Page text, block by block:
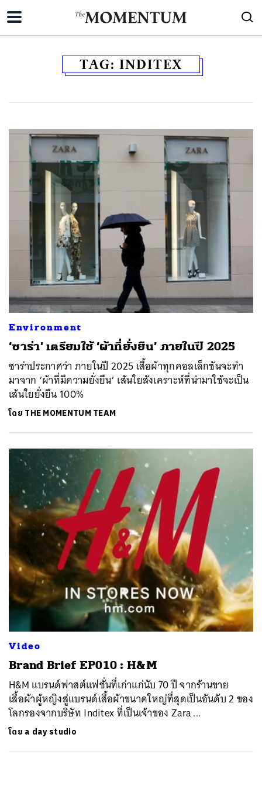
TAG: INDITEX
Environment
‘ซาร่า’ เตรียมใช้ ‘ผ้าที่ยั่งยืน’ ภายในปี 2025
ซาร่าประกาศว่า ภายในปี 2025 เสื้อผ้าทุกคอลเล็กชันจะทำ
มาจาก ‘ผ้าที่มีความยั่งยืน’ เส้นใยสังเคราะห์ที่นำมาใช้จะเป็น
เส้นใยยั่งยืน 100%
โดย THE MOMENTUM TEAM
Video
Brand Brief EP010 : H&M
H&M แบรนด์ฟาสต์แฟชั่นที่เก่าแก่นับ 70 ปี จากร้านขาย
เสื้อผ้าผู้หญิงสู่แบรนด์เสื้อผ้าขนาดใหญ่ที่สุดเป็นอันดับ 2 ของ
โลกรองจากบริษัท Inditex ที่เป็นเจ้าของ Zara ...
โดย a day studio
ค้นหา
SHARE TWEET EMAIL